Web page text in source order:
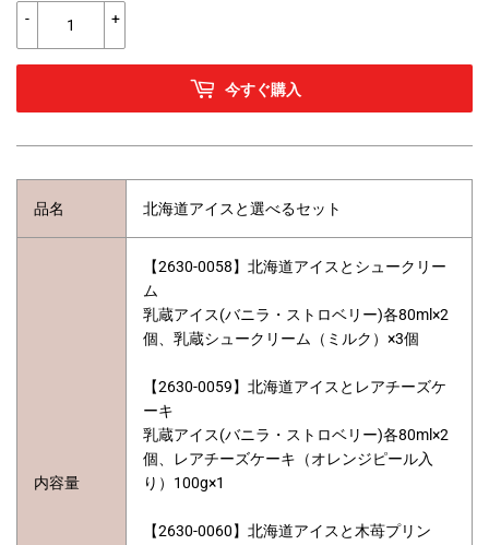
+
-
今すぐ購入
品名 北海道アイスと選べるセット
内容量
【2630-0058】北海道アイスとシュークリー
ム
乳蔵アイス(バニラ・ストロベリー)各80ml×2
個、乳蔵シュークリーム（ミルク）×3個
【2630-0059】北海道アイスとレアチーズケ
ーキ
乳蔵アイス(バニラ・ストロベリー)各80ml×2
個、レアチーズケーキ（オレンジピール入
り）100g×1
【2630-0060】北海道アイスと木苺プリン